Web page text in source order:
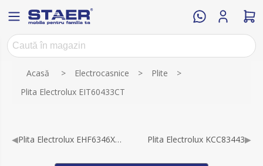
Acasă > Electrocasnice > Plite
>
Plita Electrolux EIT60433CT
◀ Plita Electrolux EHF6346XOK Plita Electrolux KCC83443▶
Numele atributului Valoarea atributului